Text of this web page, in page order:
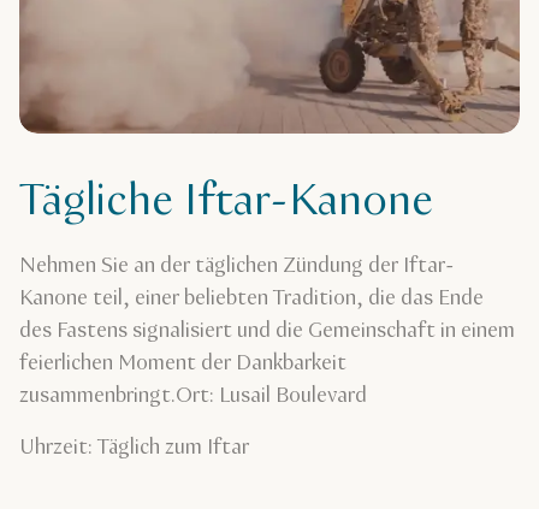
Tägliche Iftar-Kanone
Nehmen Sie an der täglichen Zündung der Iftar-
Kanone teil, einer beliebten Tradition, die das Ende
des Fastens signalisiert und die Gemeinschaft in einem
feierlichen Moment der Dankbarkeit
zusammenbringt.Ort: Lusail Boulevard
Uhrzeit: Täglich zum Iftar